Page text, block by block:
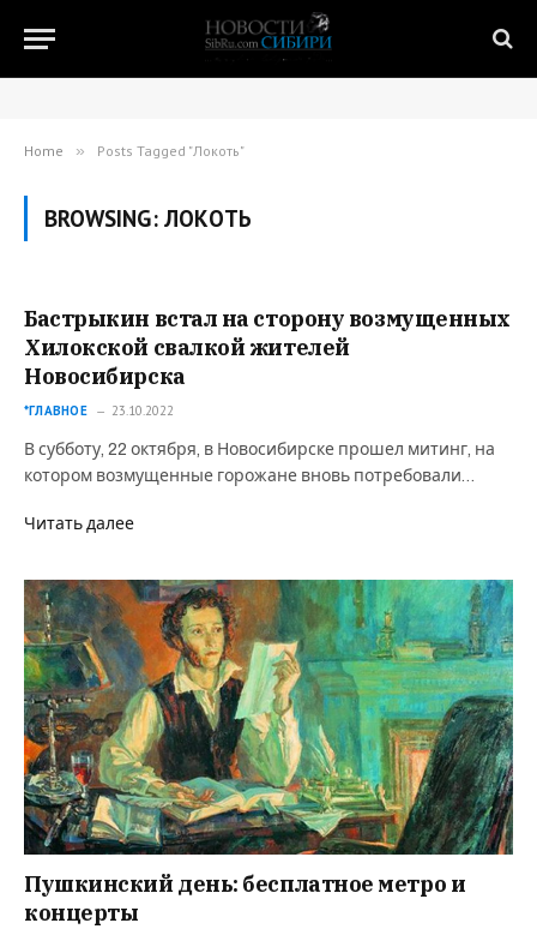
Home » Posts Tagged "Локоть"
BROWSING: ЛОКОТЬ
Бастрыкин встал на сторону возмущенных
Хилокской свалкой жителей
Новосибирска
*ГЛАВНОЕ 23.10.2022
В субботу, 22 октября, в Новосибирске прошел митинг, на
котором возмущенные горожане вновь потребовали…
Читать далее
Пушкинский день: бесплатное метро и
концерты